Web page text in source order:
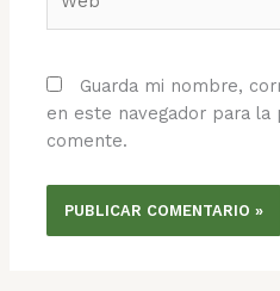
Guarda mi nombre,
en este navegador para la
comente.